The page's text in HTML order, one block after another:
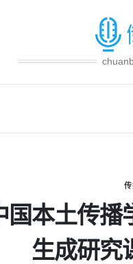
国本土传播
生成研究